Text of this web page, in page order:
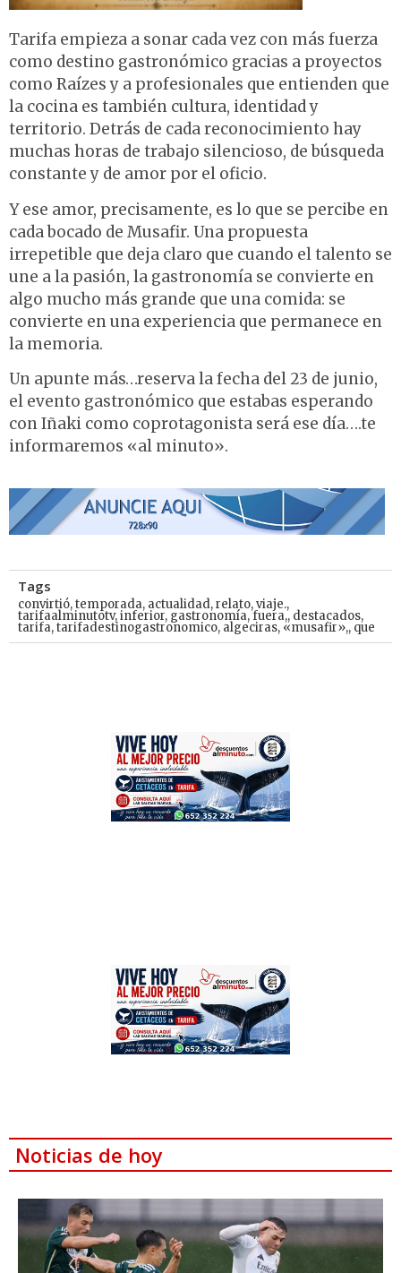
Tarifa empieza a sonar cada vez con más fuerza
como destino gastronómico gracias a proyectos
como Raízes y a profesionales que entienden que
la cocina es también cultura, identidad y
territorio. Detrás de cada reconocimiento hay
muchas horas de trabajo silencioso, de búsqueda
constante y de amor por el oficio.
Y ese amor, precisamente, es lo que se percibe en
cada bocado de Musafir. Una propuesta
irrepetible que deja claro que cuando el talento se
une a la pasión, la gastronomía se convierte en
algo mucho más grande que una comida: se
convierte en una experiencia que permanece en
la memoria.
Un apunte más…reserva la fecha del 23 de junio,
el evento gastronómico que estabas esperando
con Iñaki como coprotagonista será ese día….te
informaremos «al minuto».
Tags
convirtió,temporada, actualidad,relato,viaje.,
tarifaalminutotv,inferior, gastronomía,fuera,, destacados,
tarifa,tarifadestinogastronomico, algeciras, «musafir»,, que
Noticias de hoy